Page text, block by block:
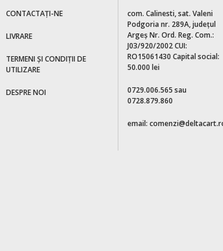
CONTACTAȚI-NE
LIVRARE
TERMENI ȘI CONDIȚII DE
UTILIZARE
DESPRE NOI
com. Calinesti, sat. Valeni
Podgoria nr. 289A, judeţul
Argeş Nr. Ord. Reg. Com.:
J03/920/2002 CUI:
RO15061430 Capital social:
50.000 lei
0729.006.565 sau
0728.879.860
email: